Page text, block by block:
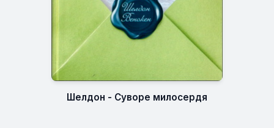
Шелдон - Суворе милосердя